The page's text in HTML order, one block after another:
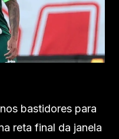
bastidores para
reta final da janela